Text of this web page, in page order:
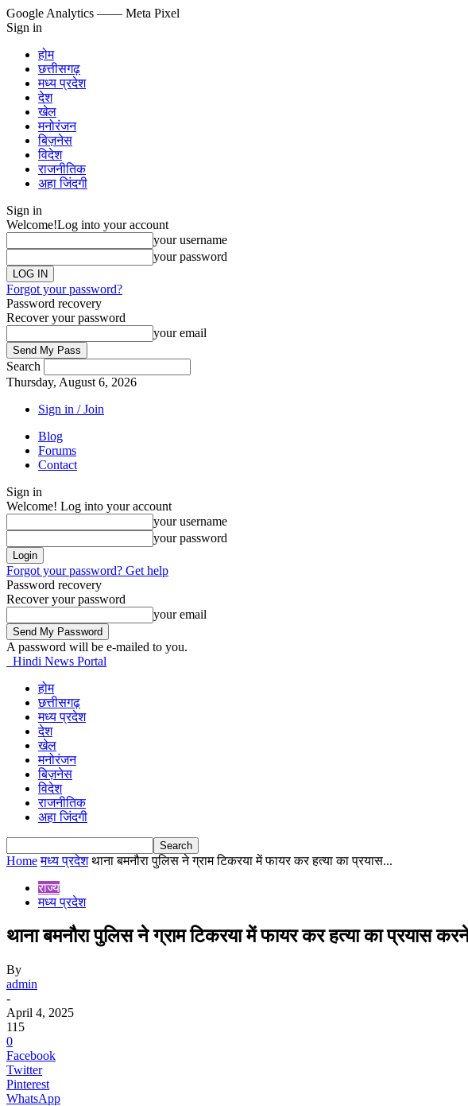
Google Analytics —— Meta Pixel
Sign in
होम
छत्तीसगढ़
मध्य प्रदेश
देश
खेल
मनोरंजन
बिज़नेस
विदेश
राजनीतिक
अहा जिंदगी
Sign in
Welcome!Log into your account
your username
your password
Forgot your password?
Password recovery
Recover your password
your email
Search
Thursday, August 6, 2026
Sign in / Join
Blog
Forums
Contact
Sign in
Welcome! Log into your account
your username
your password
Forgot your password? Get help
Password recovery
Recover your password
your email
A password will be e-mailed to you.
Hindi News Portal
होम
छत्तीसगढ़
मध्य प्रदेश
देश
खेल
मनोरंजन
बिज़नेस
विदेश
राजनीतिक
अहा जिंदगी
Home मध्य प्रदेश थाना बमनौरा पुलिस ने ग्राम टिकरया में फायर कर हत्या का प्रयास...
राज्य
मध्य प्रदेश
थाना बमनौरा पुलिस ने ग्राम टिकरया में फायर कर हत्या का प्रयास
By
admin
-
April 4, 2025
115
0
Facebook
Twitter
Pinterest
WhatsApp